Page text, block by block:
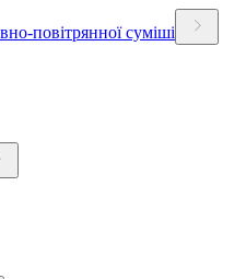
повітрянної суміші